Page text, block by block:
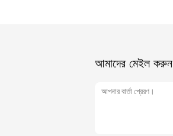
আমাদের মেইল ​​করুন